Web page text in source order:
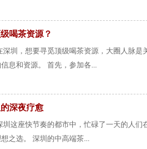
喝茶资源？
圳，想要寻觅顶级喝茶资源，大圈人脉
息和资源。 首先，参加各...
深夜疗愈
这座快节奏的都市中，忙碌了一天的人
之选。 深圳的中高端茶...